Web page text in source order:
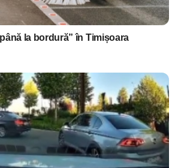
la bordură” în Timișoara